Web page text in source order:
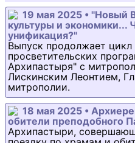
19 мая 2025 • "Новый
культуры и экономики...
унификация?"
Выпуск продолжает цикл
просветительских
Архипастыря" с
Лискинским Леонтием,
митрополии.
18 мая 2025 •
обители преподобного
Архипастыри,